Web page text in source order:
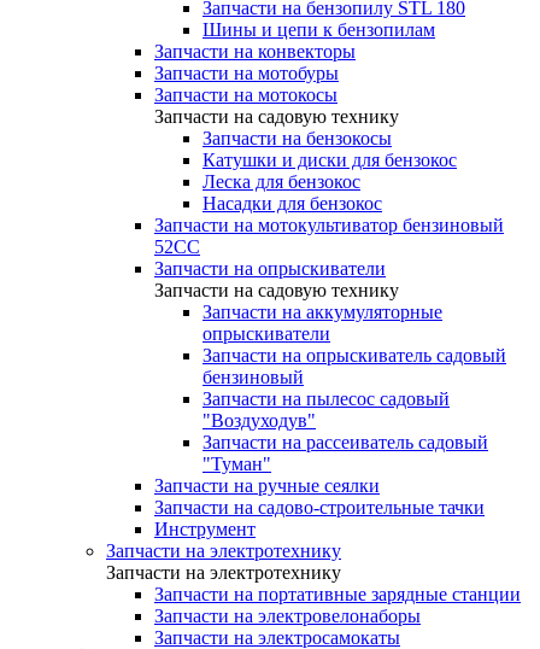
Запчасти на бензопилу STL 180
Шины и цепи к бензопилам
Запчасти на конвекторы
Запчасти на мотобуры
Запчасти на мотокосы
Запчасти на садовую технику
Запчасти на бензокосы
Катушки и диски для бензокос
Леска для бензокос
Насадки для бензокос
Запчасти на мотокультиватор бензиновый
52СС
Запчасти на опрыскиватели
Запчасти на садовую технику
Запчасти на аккумуляторные
опрыскиватели
Запчасти на опрыскиватель садовый
бензиновый
Запчасти на пылесос садовый
"Воздуходув"
Запчасти на рассеиватель садовый
"Туман"
Запчасти на ручные сеялки
Запчасти на садово-строительные тачки
Инструмент
Запчасти на электротехнику
Запчасти на электротехнику
Запчасти на портативные зарядные станции
Запчасти на электровелонаборы
Запчасти на электросамокаты